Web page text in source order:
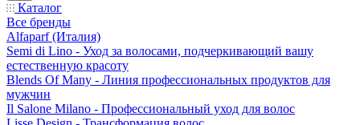
Каталог
Все бренды
Alfaparf (Италия)
Semi di Lino - Уход за волосами, подчеркивающий вашу
естественную красоту
Blends Of Many - Линия профессиональных продуктов для
мужчин
Il Salone Milano - Профессиональный уход для волос